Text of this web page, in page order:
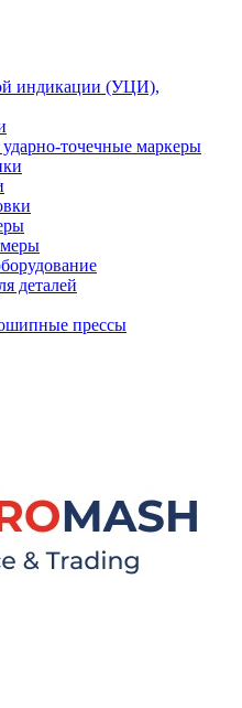
индикации (УЦИ),
точечные маркеры
деталей
прессы